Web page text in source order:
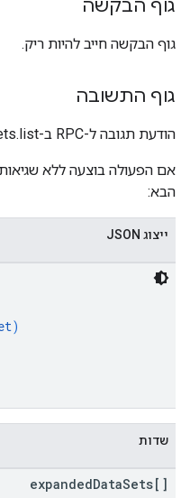
גוף הבקשה
גוף הבקשה חייב להיות ריק.
גוף התשובה
הודעת תגובה ל-RPC ב-ExpandDataSets.list.
אם הפעולה בוצעה ללא
הבא:
ייצוג JSON
)
שדות
expandedDataSets[]